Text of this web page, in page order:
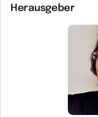
Herausgeber